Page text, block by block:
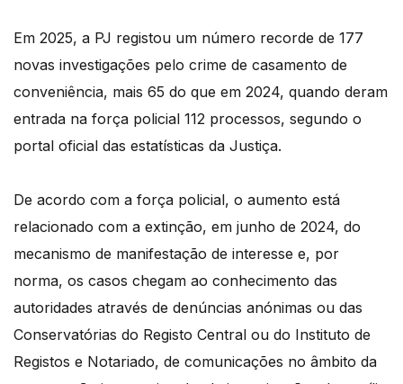
Em 2025, a PJ registou um número recorde de 177
novas investigações pelo crime de casamento de
conveniência, mais 65 do que em 2024, quando deram
entrada na força policial 112 processos, segundo o
portal oficial das estatísticas da Justiça.
De acordo com a força policial, o aumento está
relacionado com a extinção, em junho de 2024, do
mecanismo de manifestação de interesse e, por
norma, os casos chegam ao conhecimento das
autoridades através de denúncias anónimas ou das
Conservatórias do Registo Central ou do Instituto de
Registos e Notariado, de comunicações no âmbito da